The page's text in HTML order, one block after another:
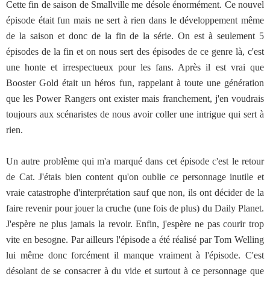
Cette fin de saison de Smallville me désole énormément. Ce nouvel
épisode était fun mais ne sert à rien dans le développement même
de la saison et donc de la fin de la série. On est à seulement 5
épisodes de la fin et on nous sert des épisodes de ce genre là, c'est
une honte et irrespectueux pour les fans. Après il est vrai que
Booster Gold était un héros fun, rappelant à toute une génération
que les Power Rangers ont exister mais franchement, j'en voudrais
toujours aux scénaristes de nous avoir coller une intrigue qui sert à
rien.
Un autre problème qui m'a marqué dans cet épisode c'est le retour
de Cat. J'étais bien content qu'on oublie ce personnage inutile et
vraie catastrophe d'interprétation sauf que non, ils ont décider de la
faire revenir pour jouer la cruche (une fois de plus) du Daily Planet.
J'espère ne plus jamais la revoir. Enfin, j'espère ne pas courir trop
vite en besogne. Par ailleurs l'épisode a été réalisé par Tom Welling
lui même donc forcément il manque vraiment à l'épisode. C'est
désolant de se consacrer à du vide et surtout à ce personnage que